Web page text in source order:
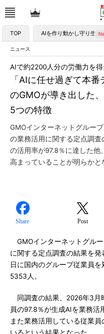
TOP AIを作り動かし守り生か
ニュース
「AIに任せ過ぎて本
のGMOが導き出した
5つの特徴
AIで約2200人分の労働力を得
GMOインターネットグルー
の業務活用に関する定点調
の活用率が97.8％に達した他
高まっていることが明らかと
Share Post
GMOインターネットグル
に関する定点調査の結果を
日に国内のグループ従業員
5353人。
同調査の結果、2026年3月
員の97.8％が生成AIを業務活
また業務活用している従業